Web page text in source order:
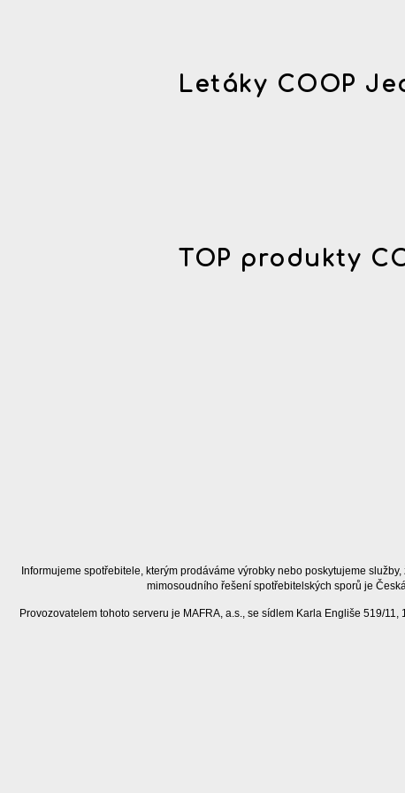
Letáky COOP
TOP produkty
Informujeme spotřebitele, kterým prodáváme výrobky nebo poskytujeme
mimosoudního řešení spotřebitelských sporů je
Provozovatelem tohoto serveru je MAFRA, a.s., se sídlem Karla Engliše 519/